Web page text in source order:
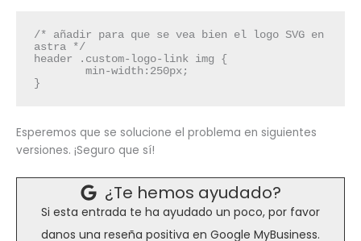
/* añadir para que se vea bien el logo SVG en
astra */
header .custom-logo-link img {
}
Esperemos que se solucione el problema en siguientes
versiones. ¡Seguro que sí!
¿Te hemos ayudado?
Si esta entrada te ha ayudado un poco, por favor
danos una reseña positiva en Google MyBusiness.